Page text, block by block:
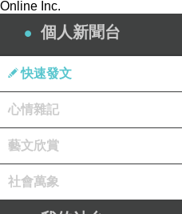
話，大約是在：台北市萬
老舊，說要玩沒得玩，頂多
可能還會不小心熱到中暑
在大熱天約時，想都不想就
Online Inc.
個人新聞台
快速發文
心情雜記
藝文欣賞
社會萬象